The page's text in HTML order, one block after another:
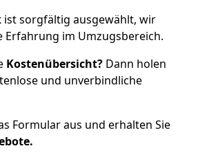
ist sorgfältig ausgewählt, wir
Erfahrung im Umzugsbereich.
Kostenübersicht? Dann holen
und unverbindliche
Formular aus und erhalten Sie